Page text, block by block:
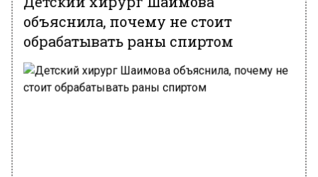
объяснила, почему не стоит
обрабатывать раны спиртом